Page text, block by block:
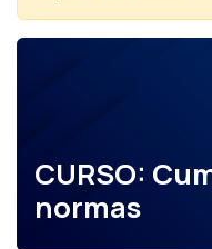
CURSO:
normas